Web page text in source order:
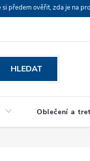
předem ověřit, zda je na
HLEDAT
Oblečení a